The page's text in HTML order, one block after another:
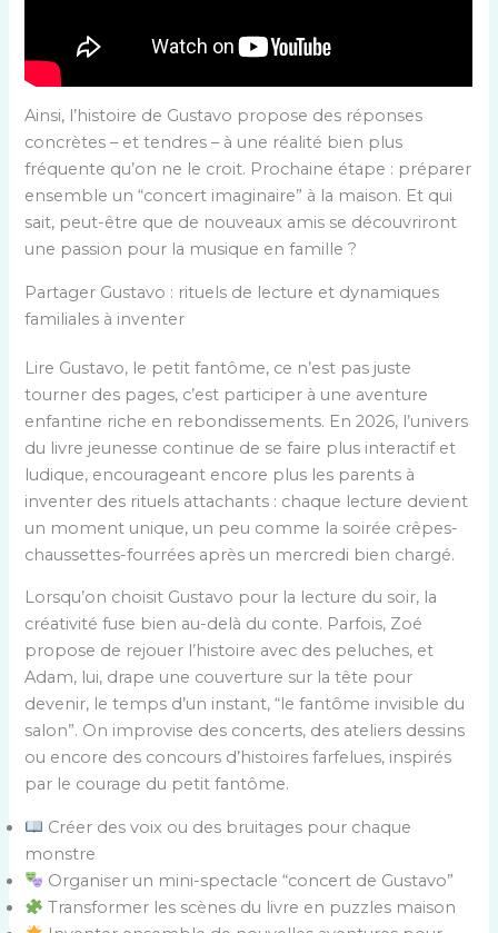
Ainsi, l’histoire de Gustavo propose des réponses
concrètes – et tendres – à une réalité bien plus
fréquente qu’on ne le croit. Prochaine étape : préparer
ensemble un “concert imaginaire” à la maison. Et qui
sait, peut-être que de nouveaux amis se découvriront
une passion pour la musique en famille ?
Partager Gustavo : rituels de lecture et dynamiques
familiales à inventer
Lire Gustavo, le petit fantôme, ce n’est pas juste
tourner des pages, c’est participer à une aventure
enfantine riche en rebondissements. En 2026, l’univers
du livre jeunesse continue de se faire plus interactif et
ludique, encourageant encore plus les parents à
inventer des rituels attachants : chaque lecture devient
un moment unique, un peu comme la soirée crêpes-
chaussettes-fourrées après un mercredi bien chargé.
Lorsqu’on choisit Gustavo pour la lecture du soir, la
créativité fuse bien au-delà du conte. Parfois, Zoé
propose de rejouer l’histoire avec des peluches, et
Adam, lui, drape une couverture sur la tête pour
devenir, le temps d’un instant, “le fantôme invisible du
salon”. On improvise des concerts, des ateliers dessins
ou encore des concours d’histoires farfelues, inspirés
par le courage du petit fantôme.
Créer des voix ou des bruitages pour chaque
monstre
Organiser un mini-spectacle “concert de Gustavo”
Transformer les scènes du livre en puzzles maison